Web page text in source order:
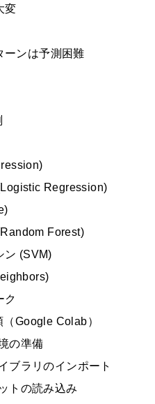
変
ーンは予測困難
Regression)
Forest)
ン (SVM)
ク
Google Colab）
の準備
ブラリのインポート
トの読み込み